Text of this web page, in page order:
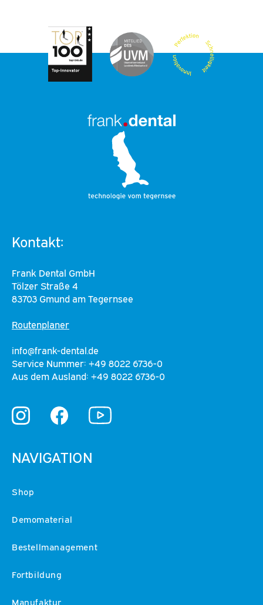
Kontakt:
Frank Dental GmbH
Tölzer Straße 4
83703 Gmund am Tegernsee
Routenplaner
info@frank-dental.de
Service Nummer: +49 8022 6736-0
Aus dem Ausland: +49 8022 6736-0
InstagramFacebook YouTube
NAVIGATION
Shop
Demomaterial
Bestellmanagement
Fortbildung
Manufaktur